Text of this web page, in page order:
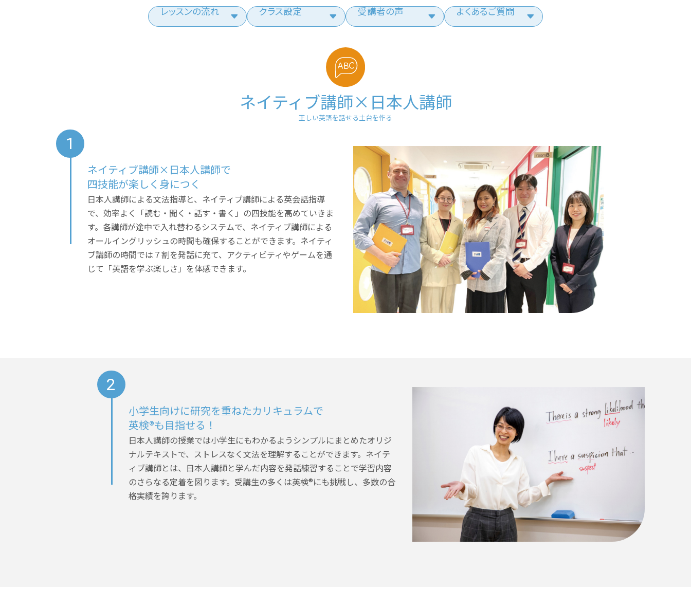
レッスンの流れ クラス設定 受講者の声 よくあるご質問
ネイティブ講師×日本人講師
正しい英語を話せる土台を作る
ネイティブ講師×日本人講師で
四技能が楽しく身につく
日本人講師による文法指導と、ネイティブ講師による英会話指導
で、効率よく「読む・聞く・話す・書く」の四技能を高めていきま
す。各講師が途中で入れ替わるシステムで、ネイティブ講師による
オールイングリッシュの時間も確保することができます。ネイティ
ブ講師の時間では７割を発話に充て、アクティビティやゲームを通
じて「英語を学ぶ楽しさ」を体感できます。
小学生向けに研究を重ねたカリキュラムで
英検®も目指せる！
日本人講師の授業では小学生にもわかるようシンプルにまとめたオリジ
ナルテキストで、ストレスなく文法を理解することができます。ネイテ
ィブ講師とは、日本人講師と学んだ内容を発話練習することで学習内容
のさらなる定着を図ります。受講生の多くは英検®にも挑戦し、多数の合
格実績を誇ります。